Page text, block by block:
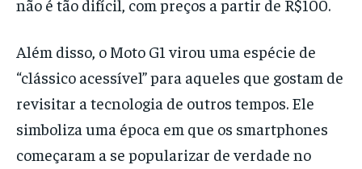
não é tão difícil, com preços a partir de R$100.
Além disso, o Moto G1 virou uma espécie de
“clássico acessível” para aqueles que gostam de
revisitar a tecnologia de outros tempos. Ele
simboliza uma época em que os smartphones
começaram a se popularizar de verdade no